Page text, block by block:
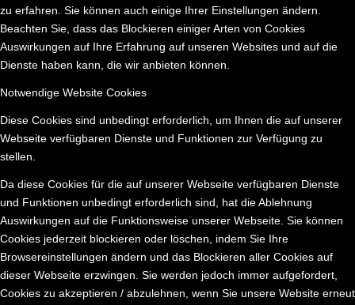
zu erfahren. Sie können auch einige Ihrer Einstellungen ändern.
Beachten Sie, dass das Blockieren einiger Arten von Cookies
Auswirkungen auf Ihre Erfahrung auf unseren Websites und auf die
Dienste haben kann, die wir anbieten können.
Notwendige Website Cookies
Diese Cookies sind unbedingt erforderlich, um Ihnen die auf unserer
Webseite verfügbaren Dienste und Funktionen zur Verfügung zu
stellen.
Da diese Cookies für die auf unserer Webseite verfügbaren Dienste
und Funktionen unbedingt erforderlich sind, hat die Ablehnung
Auswirkungen auf die Funktionsweise unserer Webseite. Sie können
Cookies jederzeit blockieren oder löschen, indem Sie Ihre
Browsereinstellungen ändern und das Blockieren aller Cookies auf
dieser Webseite erzwingen. Sie werden jedoch immer aufgefordert,
Cookies zu akzeptieren / abzulehnen, wenn Sie unsere Website erneut